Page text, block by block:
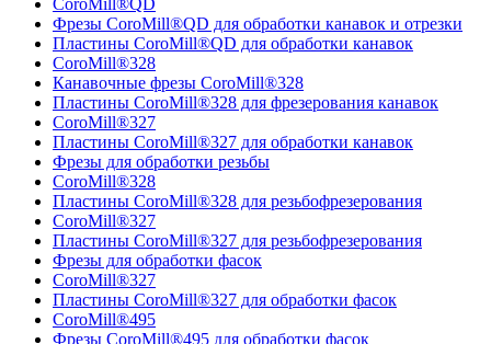
Фрезы CoroMill®QD для обработки канавок и отрезки
Пластины CoroMill®QD для обработки канавок
CoroMill®328
Канавочные фрезы CoroMill®328
Пластины CoroMill®328 для фрезерования канавок
CoroMill®327
Пластины CoroMill®327 для обработки канавок
Фрезы для обработки резьбы
CoroMill®328
Пластины CoroMill®328 для резьбофрезерования
CoroMill®327
Пластины CoroMill®327 для резьбофрезерования
Фрезы для обработки фасок
CoroMill®327
Пластины CoroMill®327 для обработки фасок
CoroMill®495
Фрезы CoroMill®495 для обработки фасок